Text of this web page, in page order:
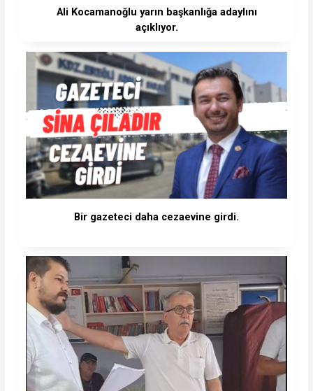
Ali Kocamanoğlu yarın başkanlığa adaylını
açıklıyor.
Bir gazeteci daha cezaevine girdi.